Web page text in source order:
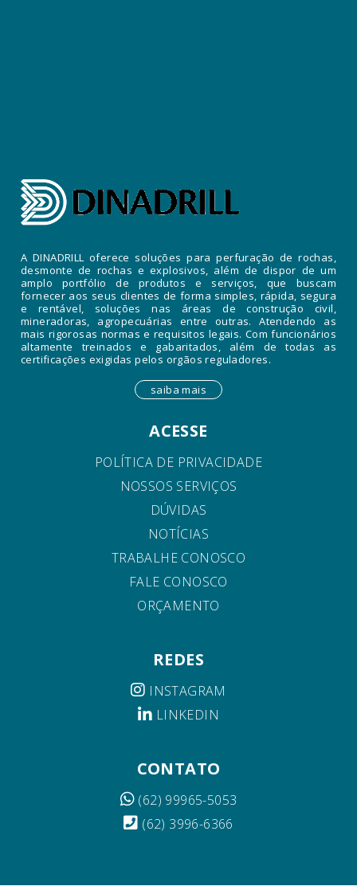
A DINADRILL oferece soluções para perfuração de rochas,
desmonte de rochas e explosivos, além de dispor de um
amplo portfólio de produtos e serviços, que buscam
fornecer aos seus clientes de forma simples, rápida, segura
e rentável, soluções nas áreas de construção civil,
mineradoras, agropecuárias entre outras. Atendendo as
mais rigorosas normas e requisitos legais. Com funcionários
altamente treinados e gabaritados, além de todas as
certificações exigidas pelos orgãos reguladores.
saiba mais
ACESSE
POLÍTICA DE PRIVACIDADE
NOSSOS SERVIÇOS
DÚVIDAS
NOTÍCIAS
TRABALHE CONOSCO
FALE CONOSCO
ORÇAMENTO
REDES
INSTAGRAM
LINKEDIN
CONTATO
(62) 99965-5053
(62) 3996-6366